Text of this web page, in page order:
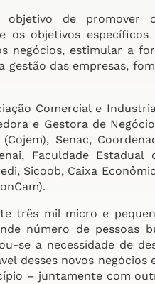
de promover
os objetivos
negócios, estimular a
das empresas,
Comercial e
e Gestora de
Senac,
Faculdade Estadual
Sicoob, Caixa
três mil micro e
número de pessoas
se a necessidade de
desses novos
– juntamente com